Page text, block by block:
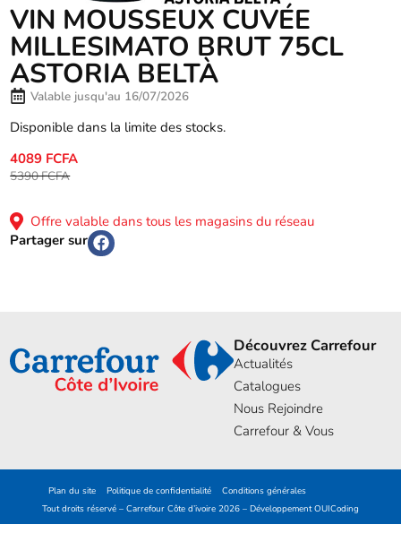
VIN MOUSSEUX CUVÉE
MILLESIMATO BRUT 75CL
ASTORIA BELTÀ
Valable jusqu'au 16/07/2026
Disponible dans la limite des stocks.
4089 FCFA
5390 FCFA
Offre valable dans tous les magasins du réseau
Partager sur
Découvrez Carrefour
Actualités
Catalogues
Nous Rejoindre
Carrefour & Vous
Plan du site Politique de confidentialité
Conditions générales
Tout droits réservé – Carrefour Côte d’ivoire 2026 – DéveloppementOUICoding